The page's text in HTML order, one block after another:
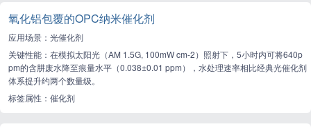
氧化铝‌包覆的OPC纳米催化剂
应用场景：光催化剂
关键性能：在模拟太阳光（AM 1.5G, 100mW cm-2）照射下，5小时内可将640p
pm的含肼废水降至痕量水平（0.038±0.01 ppm），水处理速率相比经典光催化剂
体系提升约两个数量级。
标签属性：催化剂